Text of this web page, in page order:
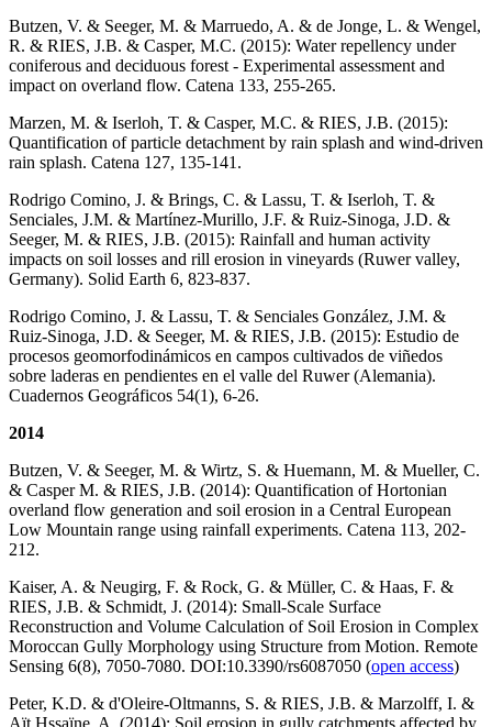
Butzen, V. & Seeger, M. & Marruedo, A. & de Jonge, L. & Wengel,
R. & RIES, J.B. & Casper, M.C. (2015): Water repellency under
coniferous and deciduous forest - Experimental assessment and
impact on overland flow. Catena 133, 255-265.
Marzen, M. & Iserloh, T. & Casper, M.C. & RIES, J.B. (2015):
Quantification of particle detachment by rain splash and wind-driven
rain splash. Catena 127, 135-141.
Rodrigo Comino, J. & Brings, C. & Lassu, T. & Iserloh, T. &
Senciales, J.M. & Martínez-Murillo, J.F. & Ruiz-Sinoga, J.D. &
Seeger, M. & RIES, J.B. (2015): Rainfall and human activity
impacts on soil losses and rill erosion in vineyards (Ruwer valley,
Germany). Solid Earth 6, 823-837.
Rodrigo Comino, J. & Lassu, T. & Senciales González, J.M. &
Ruiz-Sinoga, J.D. & Seeger, M. & RIES, J.B. (2015): Estudio de
procesos geomorfodinámicos en campos cultivados de viñedos
sobre laderas en pendientes en el valle del Ruwer (Alemania).
Cuadernos Geográficos 54(1), 6-26.
2014
Butzen, V. & Seeger, M. & Wirtz, S. & Huemann, M. & Mueller, C.
& Casper M. & RIES, J.B. (2014): Quantification of Hortonian
overland flow generation and soil erosion in a Central European
Low Mountain range using rainfall experiments. Catena 113, 202-
212.
Kaiser, A. & Neugirg, F. & Rock, G. & Müller, C. & Haas, F. &
RIES, J.B. & Schmidt, J. (2014): Small-Scale Surface
Reconstruction and Volume Calculation of Soil Erosion in Complex
Moroccan Gully Morphology using Structure from Motion. Remote
Sensing 6(8), 7050-7080. DOI:10.3390/rs6087050 (open access)
Peter, K.D. & d'Oleire-Oltmanns, S. & RIES, J.B. & Marzolff, I. &